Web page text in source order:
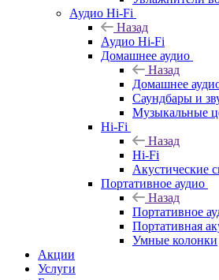
Аудио Hi-Fi
Назад
Аудио Hi-Fi
Домашнее аудио
Назад
Домашнее
Саундбары и
Музыкальные
Hi-Fi
Назад
Hi-Fi
Акустические
Портативное аудио
Назад
Портативное
Портативная
Умные колонки
Акции
Услуги